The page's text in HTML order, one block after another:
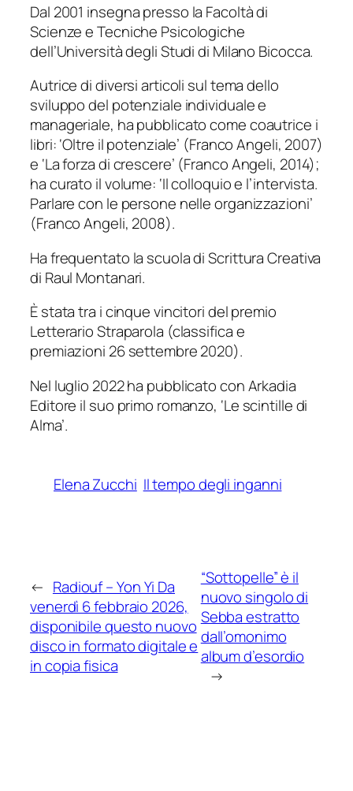
Dal 2001 insegna presso la Facoltà di
Scienze e Tecniche Psicologiche
dell’Università degli Studi di Milano Bicocca.
Autrice di diversi articoli sul tema dello
sviluppo del potenziale individuale e
manageriale, ha pubblicato come coautrice i
libri: ‘Oltre il potenziale’ (Franco Angeli, 2007)
e ‘La forza di crescere’ (Franco Angeli, 2014);
ha curato il volume: ‘Il colloquio e l’intervista.
Parlare con le persone nelle organizzazioni’
(Franco Angeli, 2008).
Ha frequentato la scuola di Scrittura Creativa
di Raul Montanari.
È stata tra i cinque vincitori del premio
Letterario Straparola (classifica e
premiazioni 26 settembre 2020).
Nel luglio 2022 ha pubblicato con Arkadia
Editore il suo primo romanzo, ‘Le scintille di
Alma’.
Elena Zucchi Il tempo degli inganni
← Radiouf – Yon Yi Da
venerdì 6 febbraio 2026,
disponibile questo nuovo
disco in formato digitale e
in copia fisica
“Sottopelle” è il
nuovo singolo di
Sebba estratto
dall’omonimo
album d’esordio
→